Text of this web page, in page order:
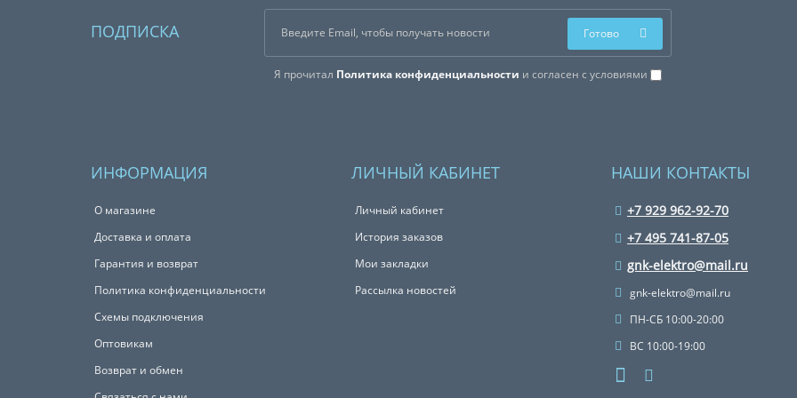
ПОДПИСКА
Я прочитал Политика конфиденциальности и согласен с условиями
Готово
ИНФОРМАЦИЯ
О магазине
Доставка и оплата
Гарантия и возврат
Политика конфиденциальности
Схемы подключения
Оптовикам
Возврат и обмен
ЛИЧНЫЙ КАБИНЕТ
Личный кабинет
История заказов
Мои закладки
Рассылка новостей
НАШИ КОНТАКТЫ
+7 929 962-92-70
+7 495 741-87-05
gnk-elektro@mail.ru
gnk-elektro@mail.ru
ПН-СБ 10:00-20:00
ВС 10:00-19:00